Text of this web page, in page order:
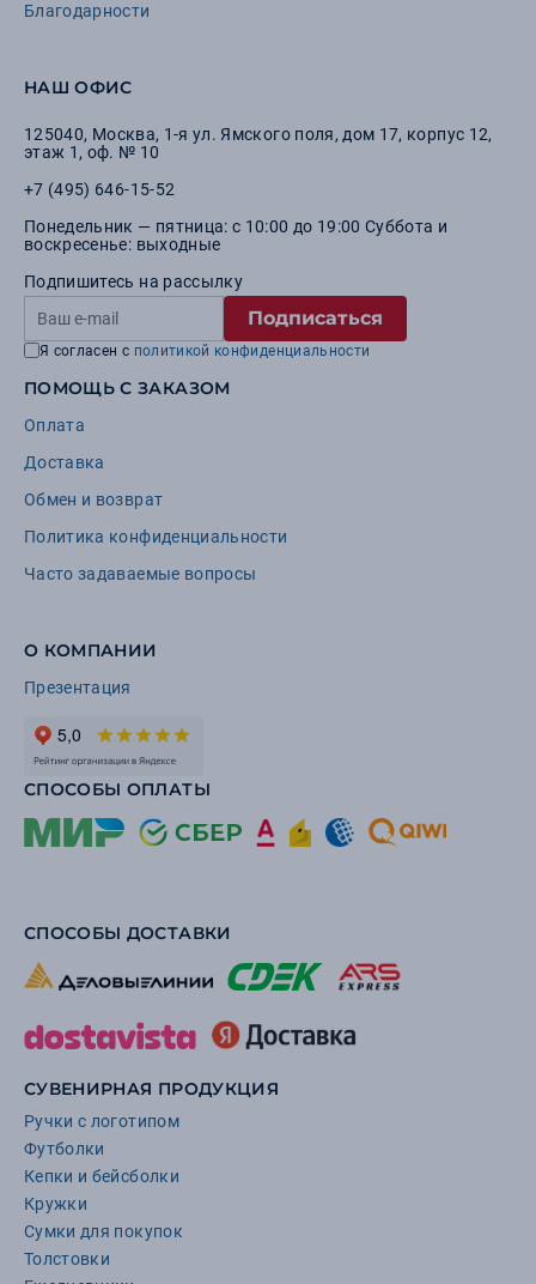
Благодарности
НАШ ОФИС
125040, Москва, 1-я ул. Ямского поля, дом 17, корпус 12,
этаж 1, оф. № 10
+7 (495) 646-15-52
Понедельник — пятница: с 10:00 до 19:00 Суббота и
воскресенье: выходные
Подпишитесь на рассылку
Подписаться
Я согласен с политикой конфиденциальности
ПОМОЩЬ С ЗАКАЗОМ
Оплата
Доставка
Обмен и возврат
Политика конфиденциальности
Часто задаваемые вопросы
О КОМПАНИИ
Презентация
СПОСОБЫ ОПЛАТЫ
СПОСОБЫ ДОСТАВКИ
СУВЕНИРНАЯ ПРОДУКЦИЯ
Ручки с логотипом
Футболки
Кепки и бейсболки
Кружки
Сумки для покупок
Толстовки